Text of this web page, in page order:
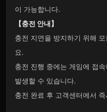
이 가능합니다.
【충전 안내】
충전 지연을 방지하기 위해
요.
충전 진행 중에는 게임에 접
발생할 수 있습니다.
충전 완료 후 고객센터에서